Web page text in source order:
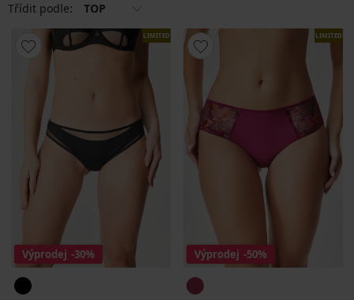
Třídit podle: TOP
LIMITED
Výprodej -30%
LIMITED
Výprodej -50%